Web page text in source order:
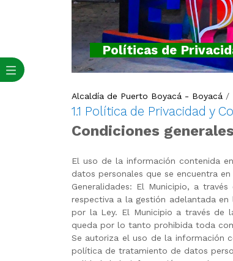
Políticas de
Alcaldía de Puerto Boyacá - Boyacá /
1.1 Política de Privacidad y
Condiciones
El uso de la información contenida
datos personales que se encuentra
Generalidades: El Municipio, a
respectiva a la gestión adelantada
por la Ley. El Municipio a través de
queda por lo tanto prohibida toda
Se autoriza el uso de la información
política de tratamiento de datos